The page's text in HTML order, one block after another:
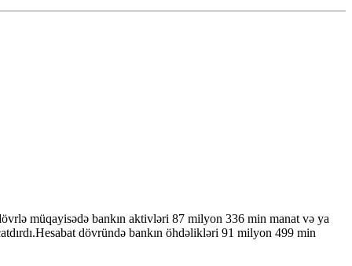
müqayisədə bankın aktivləri 87 milyon 336 min manat və ya
dövründə bankın öhdəlikləri 91 milyon 499 min